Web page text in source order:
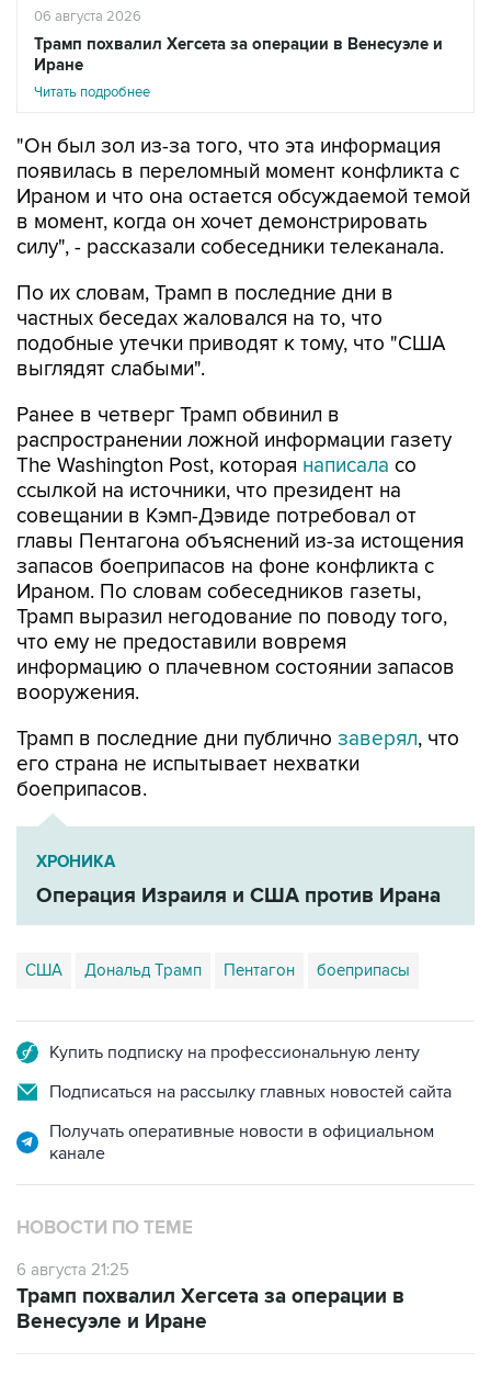
06 августа 2026
Трамп похвалил Хегсета за операции в Венесуэле и
Иране
Читать подробнее
"Он был зол из-за того, что эта информация
появилась в переломный момент конфликта с
Ираном и что она остается обсуждаемой темой
в момент, когда он хочет демонстрировать
силу", - рассказали собеседники телеканала.
По их словам, Трамп в последние дни в
частных беседах жаловался на то, что
подобные утечки приводят к тому, что "США
выглядят слабыми".
Ранее в четверг Трамп обвинил в
распространении ложной информации газету
The Washington Post, которая написала со
ссылкой на источники, что президент на
совещании в Кэмп-Дэвиде потребовал от
главы Пентагона объяснений из-за истощения
запасов боеприпасов на фоне конфликта с
Ираном. По словам собеседников газеты,
Трамп выразил негодование по поводу того,
что ему не предоставили вовремя
информацию о плачевном состоянии запасов
вооружения.
Трамп в последние дни публично заверял, что
его страна не испытывает нехватки
боеприпасов.
ХРОНИКА
Операция Израиля и США против Ирана
США Дональд Трамп Пентагон боеприпасы
Купить подписку на профессиональную ленту
Подписаться на рассылку главных новостей сайта
Получать оперативные новости в официальном
канале
НОВОСТИ ПО ТЕМЕ
6 августа 21:25
Трамп похвалил Хегсета за операции в
Венесуэле и Иране